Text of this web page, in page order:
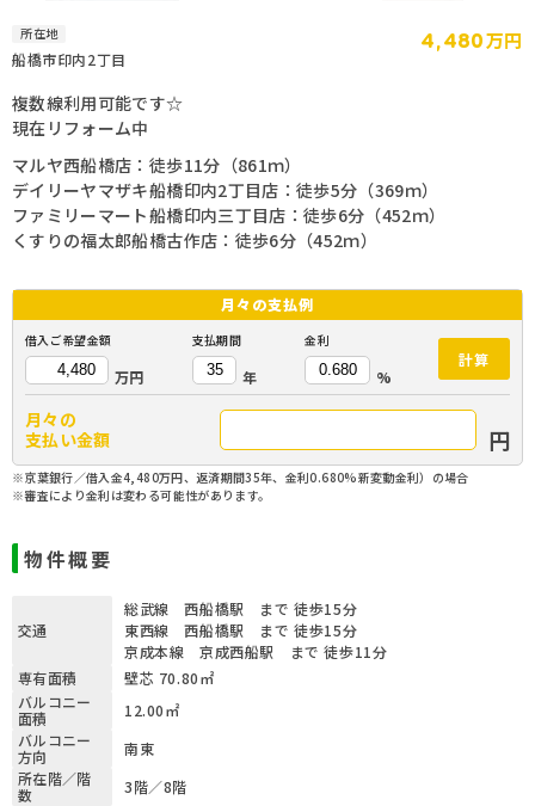
所在地
船橋市印内2丁目 4,480万円
複数線利用可能です☆
現在リフォーム中
マルヤ西船橋店：徒歩11分（861ｍ）
デイリーヤマザキ船橋印内2丁目店：徒歩5分（369ｍ）
ファミリーマート船橋印内三丁目店：徒歩6分（452ｍ）
くすりの福太郎船橋古作店：徒歩6分（452ｍ）
月々の支払例
借入ご希望金額
万円
支払期間
年
金利
%
計算
月々の
支払い金額
円
※京葉銀行／借入金4,480万円、返済期間35年、金利0.680%新変動金利）の場合
※審査により金利は変わる可能性があります。
物件概要
交通
総武線 西船橋駅 まで 徒歩15分
東西線 西船橋駅 まで 徒歩15分
京成本線 京成西船駅 まで 徒歩11分
専有面積
壁芯 70.80㎡
バルコニー
面積
12.00㎡
バルコニー
方向
南東
所在階／階
数
3階／8階